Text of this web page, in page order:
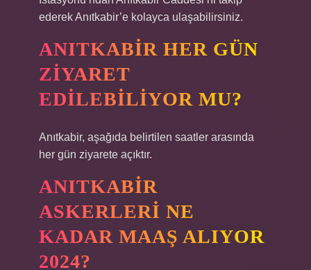
ederek Anıtkabir’e kolayca ulaşabilirsiniz.
ANITKABIR HER GÜN
ZIYARET
EDILEBILIYOR MU?
Anıtkabir, aşağıda belirtilen saatler arasında
her gün ziyarete açıktır.
ANITKABIR
ASKERLERI NE
KADAR MAAŞ ALIYOR
2024?